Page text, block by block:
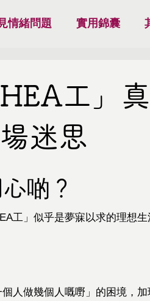
情緒問題 實用錦囊
工」
迷思
啲？
工」似乎是夢寐以求的理想
人做幾個人嘅嘢」的困境，